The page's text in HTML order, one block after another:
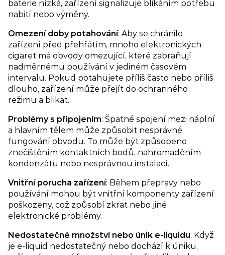
baterie nízká, zařízení signalizuje blikáním potřebu
nabití nebo výměny.
Omezení doby potahování​: Aby se chránilo
zařízení před přehřátím, mnoho elektronických
cigaret má obvody omezující, které zabraňují
nadměrnému používání v jediném časovém
intervalu. Pokud potahujete příliš často nebo příliš
dlouho, zařízení může přejít do ochranného
režimu a blikat.
Problémy s připojením: Špatné spojení mezi náplní
a hlavním tělem může způsobit nesprávné
fungování obvodu. To může být způsobeno
znečištěním kontaktních bodů, nahromaděním
kondenzátu nebo nesprávnou instalací.
Vnitřní porucha zařízení​: Během přepravy nebo
používání mohou být vnitřní komponenty zařízení
poškozeny, což způsobí zkrat nebo jiné
elektronické problémy.
Nedostatečné množství nebo únik e-liquidu: Když
je e-liquid nedostatečný nebo dochází k úniku,